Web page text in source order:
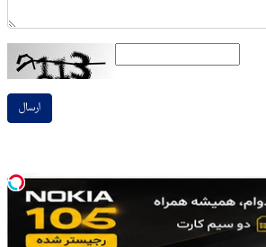
ارسال